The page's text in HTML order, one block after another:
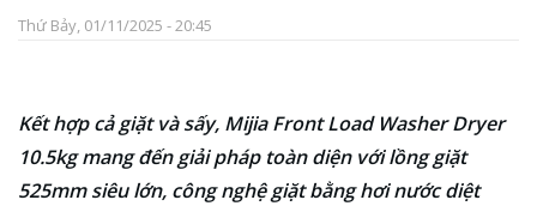
Thứ Bảy, 01/11/2025 - 20:45
Kết hợp cả giặt và sấy, Mijia Front Load Washer Dryer
10.5kg mang đến giải pháp toàn diện với lồng giặt
525mm siêu lớn, công nghệ giặt bằng hơi nước diệt